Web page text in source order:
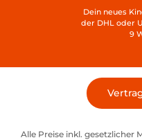
Dein neues
der DHL oder
9
Alle Preise inkl. gesetzlicher